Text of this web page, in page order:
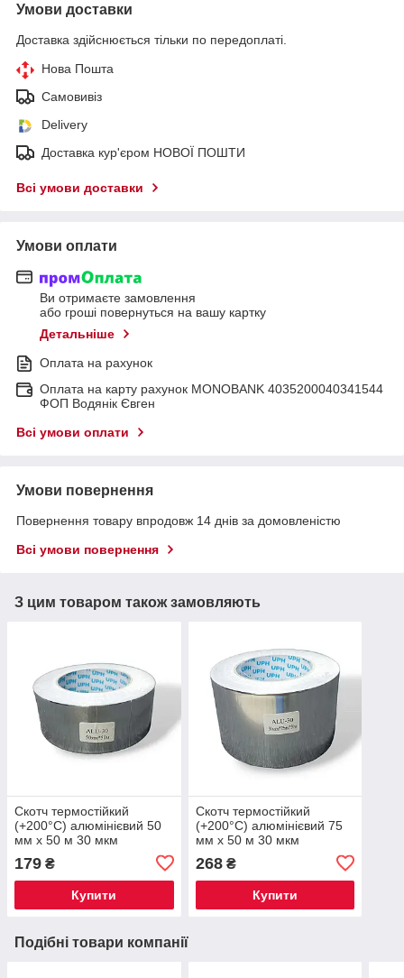
Умови доставки
Доставка здійснюється тільки по передоплаті.
Нова Пошта
Самовивіз
Delivery
Доставка кур'єром НОВОЇ ПОШТИ
Всі умови доставки
Умови оплати
Ви отримаєте замовлення
або гроші повернуться на вашу картку
Детальніше
Оплата на рахунок
Оплата на карту рахунок MONOBANK 4035200040341544
ФОП Водянік Євген
Всі умови оплати
Умови повернення
Повернення товару впродовж 14 днів за домовленістю
Всі умови повернення
З цим товаром також замовляють
Скотч термостійкий
(+200°С) алюмінієвий 50
мм х 50 м 30 мкм
179 ₴
Купити
Скотч термостійкий
(+200°С) алюмінієвий 75
мм х 50 м 30 мкм
268₴
Купити
Подібні товари компанії